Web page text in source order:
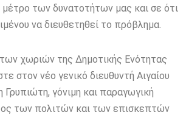
των δυνατοτήτων μας και σε ότι
να διευθετηθεί το πρόβλημα.
χωριών της Δημοτικής Ενότητας
στον νέο γενικό διευθυντή Αιγαίου
Γρυπιώτη, γόνιμη και παραγωγική
των πολιτών και των επισκεπτών